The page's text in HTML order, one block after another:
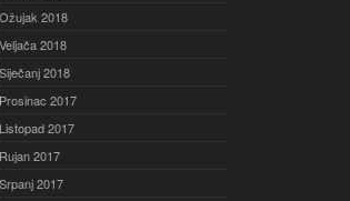
Ožujak 2018
Veljača 2018
Siječanj 2018
Prosinac 2017
Listopad 2017
Rujan 2017
Srpanj 2017